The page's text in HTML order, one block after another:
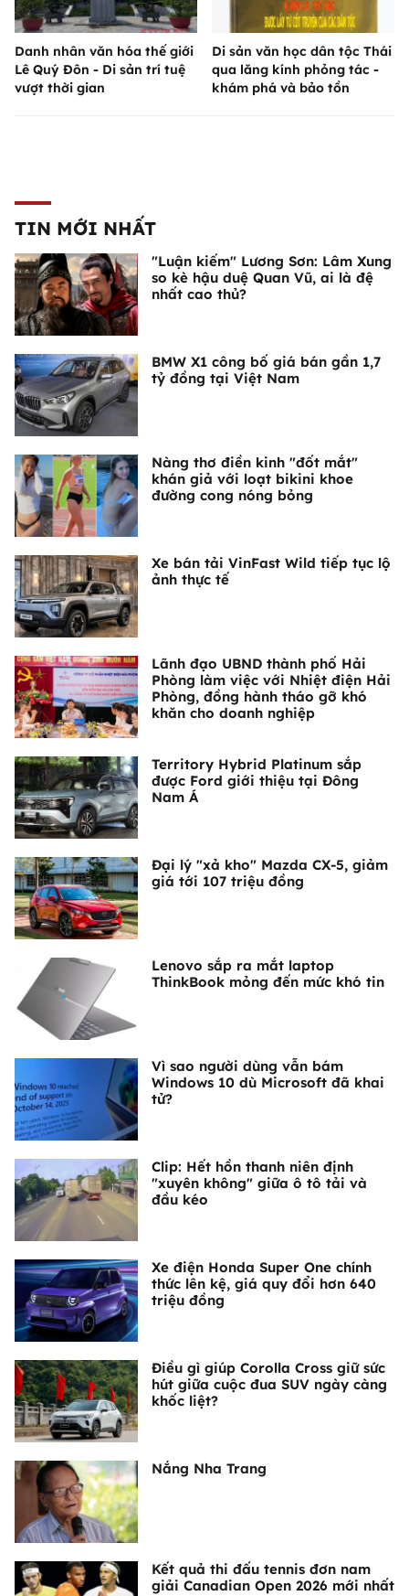
Danh nhân văn hóa thế giới
Lê Quý Đôn - Di sản trí tuệ
vượt thời gian
Di sản văn học dân tộc Thái
qua lăng kính phỏng tác -
khám phá và bảo tồn
TIN MỚI NHẤT
"Luận kiếm" Lương Sơn: Lâm Xung
so kè hậu duệ Quan Vũ, ai là đệ
nhất cao thủ?
BMW X1 công bố giá bán gần 1,7
tỷ đồng tại Việt Nam
Nàng thơ điền kinh "đốt mắt"
khán giả với loạt bikini khoe
đường cong nóng bỏng
Xe bán tải VinFast Wild tiếp tục lộ
ảnh thực tế
Lãnh đạo UBND thành phố Hải
Phòng làm việc với Nhiệt điện Hải
Phòng, đồng hành tháo gỡ khó
khăn cho doanh nghiệp
Territory Hybrid Platinum sắp
được Ford giới thiệu tại Đông
Nam Á
Đại lý "xả kho" Mazda CX-5, giảm
giá tới 107 triệu đồng
Lenovo sắp ra mắt laptop
ThinkBook mỏng đến mức khó tin
Vì sao người dùng vẫn bám
Windows 10 dù Microsoft đã khai
tử?
Clip: Hết hồn thanh niên định
"xuyên không" giữa ô tô tải và
đầu kéo
Xe điện Honda Super One chính
thức lên kệ, giá quy đổi hơn 640
triệu đồng
Điều gì giúp Corolla Cross giữ sức
hút giữa cuộc đua SUV ngày càng
khốc liệt?
Nắng Nha Trang
Kết quả thi đấu tennis đơn nam
giải Canadian Open 2026 mới nhất